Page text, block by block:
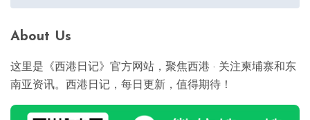
About Us
这里是《西港日记》官方网站，聚焦西港 · 关注柬埔寨和东
南亚资讯。西港日记，每日更新，值得期待！